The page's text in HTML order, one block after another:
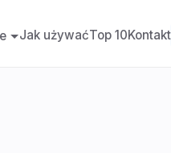
Jak używaćTop 10Kontakt